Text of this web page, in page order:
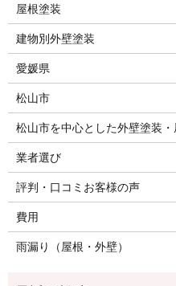
屋根塗装
建物別外壁塗装
愛媛県
松山市
松山市を中心とした外壁塗装
業者選び
評判・口コミお客様の声
費用
雨漏り（屋根・外壁）